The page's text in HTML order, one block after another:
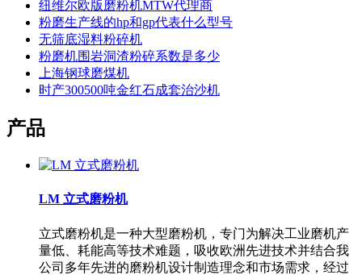
纽维尔欧版磨粉机MTW代理商
粉磨生产线的hp和gp代表什么型号
无筛底湿料粉碎机
粉磨机围岩洞渣粉碎系数是多少
上海钢球磨煤机
时产300500吨金红石成套治沙机
产品
LM 立式磨粉机
立式磨粉机是一种大型磨粉机，专门为解决工业磨机产
量低、耗能高等技术难题，吸收欧洲先进技术并结合我
公司多年先进的磨粉机设计制造理念和市场需求，经过